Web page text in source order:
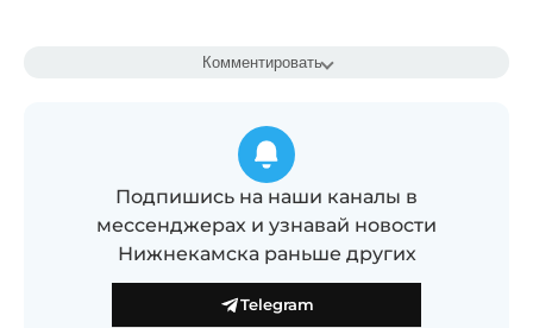
Комментировать
Подпишись на наши каналы в
мессенджерах и узнавай новости
Нижнекамска раньше других
Telegram